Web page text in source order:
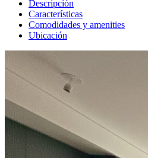
Descripción
Características
Comodidades y amenities
Ubicación